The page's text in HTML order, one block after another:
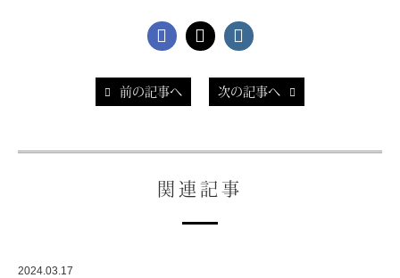
前の記事へ 次の記事へ
関連記事
2024.03.17